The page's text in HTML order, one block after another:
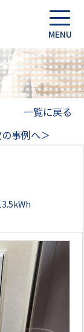
一覧に戻る
事例へ＞